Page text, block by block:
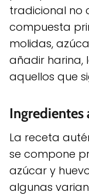
tradicional no
compuesta
molidas,
añadir harina,
aquellos que
Ingredientes
La receta
se compone
azúcar y
algunas